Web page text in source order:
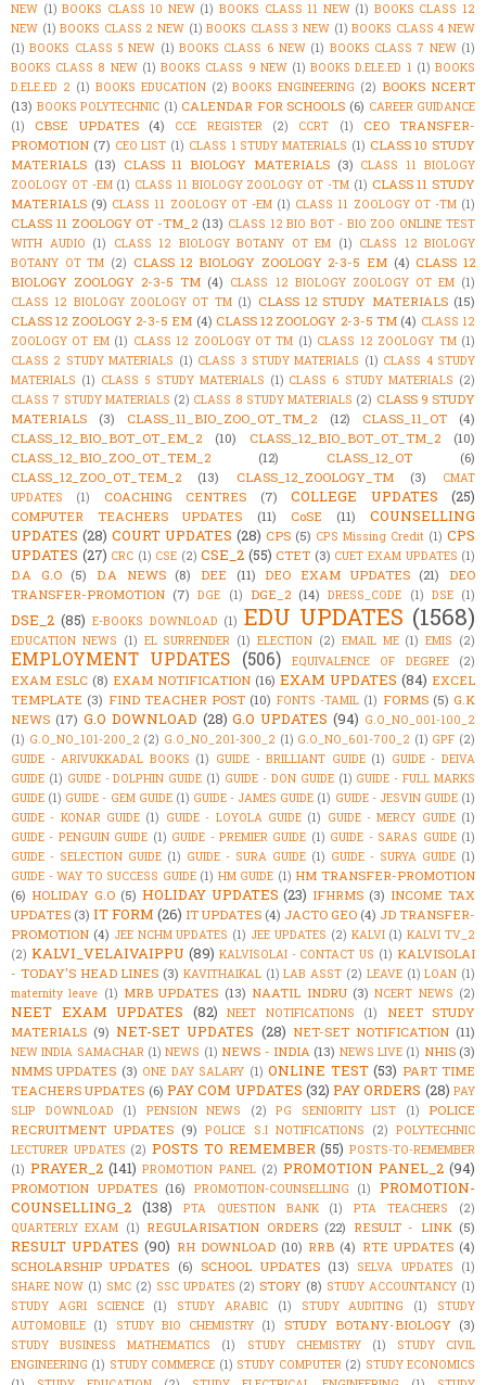
NEW (1) BOOKS CLASS 10 NEW (1) BOOKS CLASS 11 NEW (1) BOOKS CLASS 12
NEW (1) BOOKS CLASS 2 NEW (1) BOOKS CLASS 3 NEW (1) BOOKS CLASS 4 NEW
(1) BOOKS CLASS 5 NEW (1) BOOKS CLASS 6 NEW (1) BOOKS CLASS 7 NEW (1)
BOOKS CLASS 8 NEW (1) BOOKS CLASS 9 NEW (1) BOOKS D.ELE.ED 1 (1) BOOKS
D.ELE.ED 2 (1) BOOKS EDUCATION (2) BOOKS ENGINEERING (2) BOOKS NCERT
(13) BOOKS POLYTECHNIC (1) CALENDAR FOR SCHOOLS (6) CAREER GUIDANCE
(1)
CBSE UPDATES (4) CCE REGISTER (2) CCRT (1)
CEO TRANSFER-
PROMOTION (7) CEO LIST (1) CLASS 1 STUDY MATERIALS (1) CLASS 10 STUDY
MATERIALS (13) CLASS 11 BIOLOGY MATERIALS (3) CLASS 11 BIOLOGY
ZOOLOGY OT -EM (1) CLASS 11 BIOLOGY ZOOLOGY OT -TM (1) CLASS 11 STUDY
MATERIALS (9) CLASS 11 ZOOLOGY OT -EM (1) CLASS 11 ZOOLOGY OT -TM (1)
CLASS 11 ZOOLOGY OT -TM_2 (13) CLASS 12 BIO BOT - BIO ZOO ONLINE TEST
WITH AUDIO (1) CLASS 12 BIOLOGY BOTANY OT EM (1) CLASS 12 BIOLOGY
BOTANY OT TM (2) CLASS 12 BIOLOGY ZOOLOGY 2-3-5 EM (4) CLASS 12
BIOLOGY ZOOLOGY 2-3-5 TM (4) CLASS 12 BIOLOGY ZOOLOGY OT EM (1)
CLASS 12 BIOLOGY ZOOLOGY OT TM (1) CLASS 12 STUDY MATERIALS (15)
CLASS 12 ZOOLOGY 2-3-5 EM (4) CLASS 12 ZOOLOGY 2-3-5 TM (4) CLASS 12
ZOOLOGY OT EM (1) CLASS 12 ZOOLOGY OT TM (1) CLASS 12 ZOOLOGY TM (1)
CLASS 2 STUDY MATERIALS (1) CLASS 3 STUDY MATERIALS (1) CLASS 4 STUDY
MATERIALS (1) CLASS 5 STUDY MATERIALS (1) CLASS 6 STUDY MATERIALS (2)
CLASS 7 STUDY MATERIALS (2) CLASS 8 STUDY MATERIALS (2) CLASS 9 STUDY
MATERIALS
(3) CLASS_11_BIO_ZOO_OT_TM_2 (12) CLASS_11_OT
(4)
CLASS_12_BIO_BOT_OT_EM_2
(10) CLASS_12_BIO_BOT_OT_TM_2
(10)
CLASS_12_BIO_ZOO_OT_TEM_2
(12) CLASS_12_OT
(6)
CLASS_12_ZOO_OT_TEM_2
(13) CLASS_12_ZOOLOGY_TM (3)
CMAT
UPDATES
(1) COACHING CENTRES (7) COLLEGE UPDATES (25)
COMPUTER TEACHERS UPDATES (11) CoSE (11)
COUNSELLING
UPDATES (28) COURT UPDATES (28) CPS (5) CPS Missing Credit (1) CPS
UPDATES (27) CRC (1) CSE (2) CSE_2 (55) CTET (3) CUET EXAM UPDATES (1)
D.A G.O (5) D.A NEWS (8) DEE (11) DEO EXAM UPDATES (21)
DEO
TRANSFER-PROMOTION (7) DGE (1) DGE_2 (14) DRESS_CODE (1) DSE (1)
DSE_2 (85) E-BOOKS DOWNLOAD (1) EDU UPDATES (1568)
EDUCATION NEWS (1) EL SURRENDER (1) ELECTION (2) EMAIL ME (1) EMIS (2)
EMPLOYMENT UPDATES (506) EQUIVALENCE OF DEGREE (2)
EXAM ESLC (8) EXAM NOTIFICATION (16) EXAM UPDATES (84) EXCEL
TEMPLATE (3) FIND TEACHER POST (10) FONTS -TAMIL (1) FORMS (5) G.K
NEWS (17) G.O DOWNLOAD (28) G.O UPDATES (94) G.O_NO_001-100_2
(1) G.O_NO_101-200_2 (2) G.O_NO_201-300_2 (1) G.O_NO_601-700_2 (1) GPF (2)
GUIDE - ARIVUKKADAL BOOKS (1) GUIDE - BRILLIANT GUIDE (1) GUIDE - DEIVA
GUIDE (1) GUIDE - DOLPHIN GUIDE (1) GUIDE - DON GUIDE (1) GUIDE - FULL MARKS
GUIDE (1) GUIDE - GEM GUIDE (1) GUIDE - JAMES GUIDE (1) GUIDE - JESVIN GUIDE (1)
GUIDE - KONAR GUIDE (1) GUIDE - LOYOLA GUIDE (1) GUIDE - MERCY GUIDE (1)
GUIDE - PENGUIN GUIDE (1) GUIDE - PREMIER GUIDE (1) GUIDE - SARAS GUIDE (1)
GUIDE - SELECTION GUIDE (1) GUIDE - SURA GUIDE (1) GUIDE - SURYA GUIDE (1)
GUIDE - WAY TO SUCCESS GUIDE (1) HM GUIDE (1) HM TRANSFER-PROMOTION
(6) HOLIDAY G.O (5) HOLIDAY UPDATES (23) IFHRMS (3) INCOME TAX
UPDATES (3) IT FORM (26) IT UPDATES (4) JACTO GEO (4) JD TRANSFER-
PROMOTION (4) JEE NCHM UPDATES (1) JEE UPDATES (2) KALVI (1) KALVI TV_2
(2) KALVI_VELAIVAIPPU (89) KALVISOLAI - CONTACT US (1) KALVISOLAI
- TODAY'S HEAD LINES (3) KAVITHAIKAL (1) LAB ASST (2) LEAVE (1) LOAN (1)
maternity leave (1) MRB UPDATES (13) NAATIL INDRU (3) NCERT NEWS (2)
NEET EXAM UPDATES (82) NEET NOTIFICATIONS (1)
NEET STUDY
MATERIALS (9) NET-SET UPDATES (28) NET-SET NOTIFICATION (11)
NEW INDIA SAMACHAR (1) NEWS (1) NEWS - INDIA (13) NEWS LIVE (1) NHIS (3)
NMMS UPDATES (3) ONE DAY SALARY (1) ONLINE TEST (53) PART TIME
TEACHERS UPDATES (6) PAY COM UPDATES (32) PAY ORDERS (28) PAY
SLIP DOWNLOAD
(1) PENSION NEWS (2) PG SENIORITY LIST (1)
POLICE
RECRUITMENT UPDATES (9) POLICE S.I NOTIFICATIONS (2) POLYTECHNIC
LECTURER UPDATES (2) POSTS TO REMEMBER (55) POSTS-TO-REMEMBER
(1) PRAYER_2 (141) PROMOTION PANEL (2) PROMOTION PANEL_2 (94)
PROMOTION UPDATES (16) PROMOTION-COUNSELLING (1)
PROMOTION-
COUNSELLING_2 (138) PTA QUESTION BANK (1) PTA TEACHERS
(2)
QUARTERLY EXAM (1) REGULARISATION ORDERS (22) RESULT - LINK (5)
RESULT UPDATES (90) RH DOWNLOAD (10) RRB (4) RTE UPDATES (4)
SCHOLARSHIP UPDATES (6) SCHOOL UPDATES (13) SELVA UPDATES
(1)
SHARE NOW (1) SMC (2) SSC UPDATES (2) STORY (8) STUDY ACCOUNTANCY (1)
STUDY AGRI SCIENCE
(1) STUDY ARABIC (1) STUDY AUDITING (1)
STUDY
AUTOMOBILE (1) STUDY BIO CHEMISTRY (1) STUDY BOTANY-BIOLOGY (3)
STUDY BUSINESS MATHEMATICS (1) STUDY CHEMISTRY (1)
STUDY CIVIL
ENGINEERING (1) STUDY COMMERCE (1) STUDY COMPUTER (2) STUDY ECONOMICS